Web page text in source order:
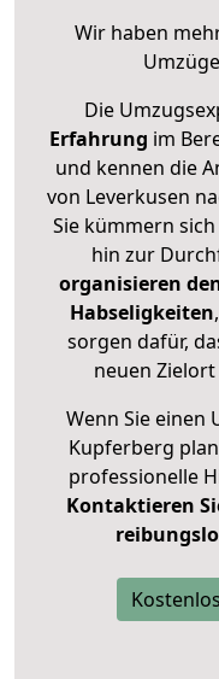
Wir haben
Die
Erfahrung im
und kennen die
von Leverkusen
Sie kümmern
hin zur
organisieren
Habseligkeiten
sorgen dafür,
neuen
Wenn Sie einen
Kupferberg
professionelle
Kontaktieren